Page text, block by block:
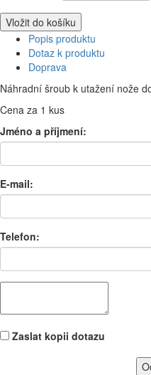
Vložit do košíku
Popis produktu
Dotaz k produktu
Doprava
Náhradní šroub k utažení nože
Cena za 1 kus
Jméno a příjmení:
E-mail:
Telefon:
Zaslat kopii dotazu